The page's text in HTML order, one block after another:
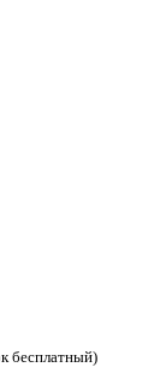
бесплатный)